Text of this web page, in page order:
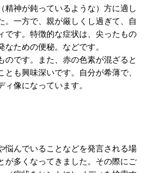
精神が鈍っているような）方に適し
一方で、親が厳しくし過ぎて、自
です。特徴的な症状は、尖ったもの
ための便秘。などです。
です。また、赤の色素が混ざると
も興味深いです。自分が希薄で、
像になっています。
悩んでいることなどを発言される場
が多くなってきました。その際にご